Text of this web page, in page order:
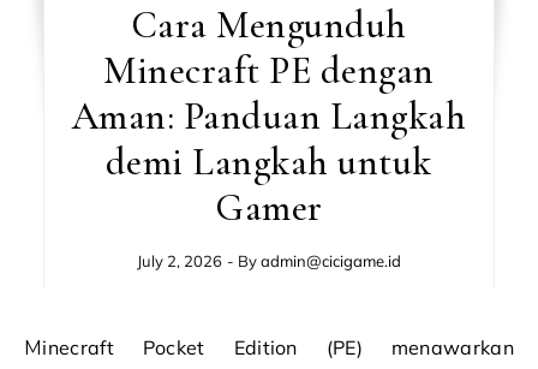
Cara Mengunduh
Minecraft PE dengan
Aman: Panduan Langkah
demi Langkah untuk
Gamer
July 2, 2026 - Byadmin@cicigame.id
Minecraft Pocket Edition (PE) menawarkan